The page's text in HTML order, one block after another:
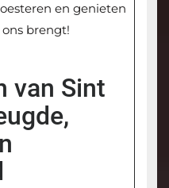
en genieten
brengt!
van Sint